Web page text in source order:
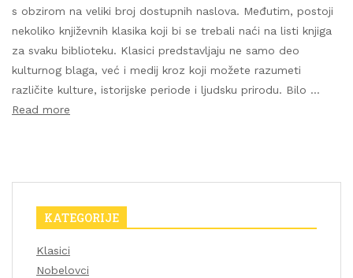
s obzirom na veliki broj dostupnih naslova. Međutim, postoji
nekoliko književnih klasika koji bi se trebali naći na listi knjiga
za svaku biblioteku. Klasici predstavljaju ne samo deo
kulturnog blaga, već i medij kroz koji možete razumeti
različite kulture, istorijske periode i ljudsku prirodu. Bilo …
Read more
KATEGORIJE
Klasici
Nobelovci